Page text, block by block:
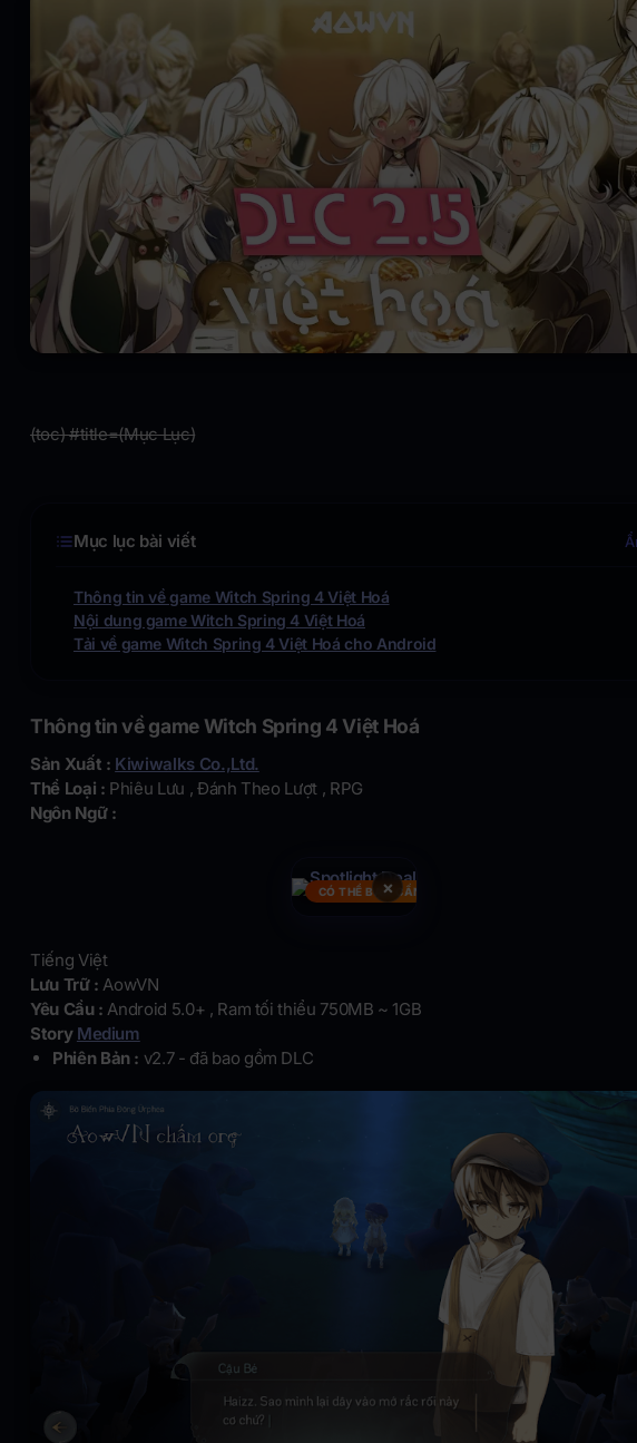
(toc) #title=(Mục Lục)
Mục lục bài viết
Thông tin về game Witch Spring 4 Việt Hoá
Nội dung game Witch Spring 4 Việt Hoá
Tải về game Witch Spring 4 Việt Hoá cho Android
Thông tin về game Witch Spring 4 Việt Hoá
Sản Xuất : Kiwiwalks Co.,Ltd.
Thể Loại : Phiêu Lưu , Đánh Theo Lượt , RPG
Ngôn Ngữ :
×
CÓ THỂ BẠN CẦN
Tiếng Việt
Lưu Trữ :AowVN
Yêu Cầu :Android 5.0+ , Ram tối thiểu 750MB ~ 1GB
Story Medium
Phiên Bản : v2.7 - đã bao gồm DLC